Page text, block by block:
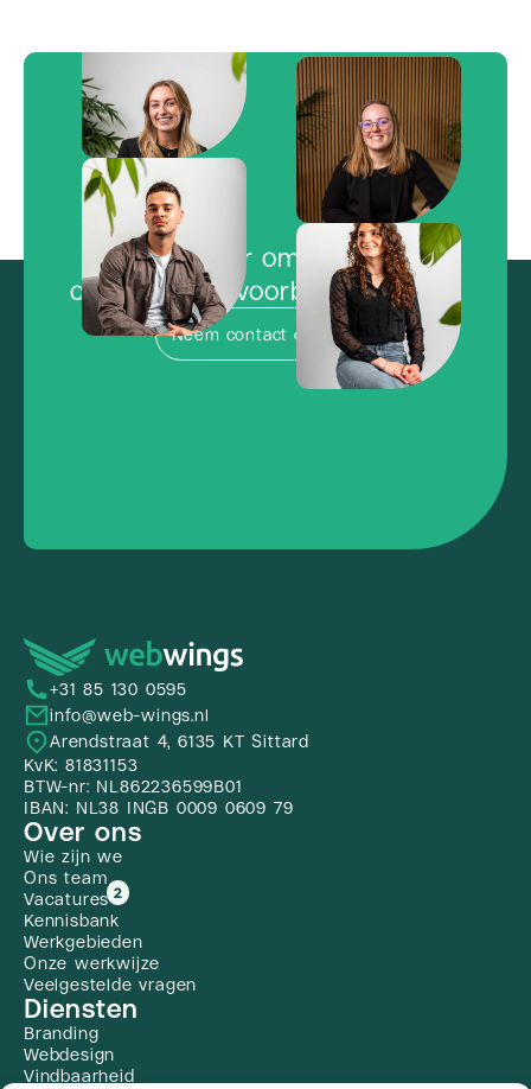
Klaar om de
concurrentie voorbij te vliegen?
Neem contact op
+31 85 130 0595
info@web-wings.nl
Arendstraat 4, 6135 KT Sittard
KvK: 81831153
BTW-nr: NL862236599B01
IBAN: NL38 INGB 0009 0609 79
Over ons
Wie zijn we
Ons team
Vacatures 2
Kennisbank
Werkgebieden
Onze werkwijze
Veelgestelde vragen
Diensten
Branding
Webdesign
Vindbaarheid